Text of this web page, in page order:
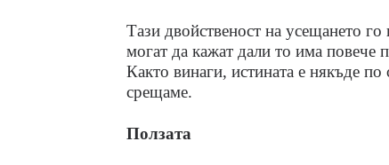
Тази двойственост на усещането
могат да кажат дали то има повече
Както винаги, истината е някъде
срещаме.
Ползата